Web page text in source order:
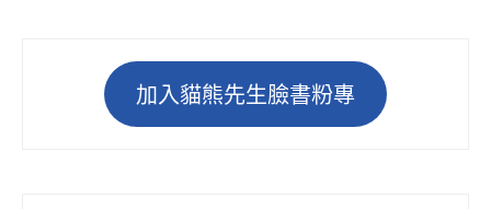
加入貓熊先生臉書粉專